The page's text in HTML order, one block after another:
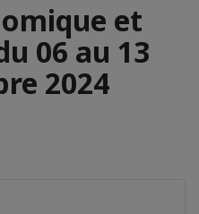
et
06 au 13
2024